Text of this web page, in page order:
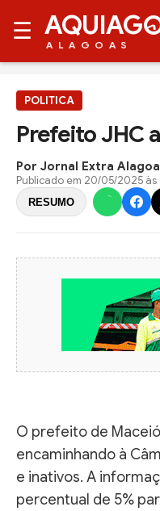
☰ AQUIAG
ALAGOAS
POLITICA
Prefeito JHC
Por Jornal Extra
Publicado em 20/05/2025 às
RESUMO
O prefeito de
encaminhando à
e inativos. A
percentual de 5%